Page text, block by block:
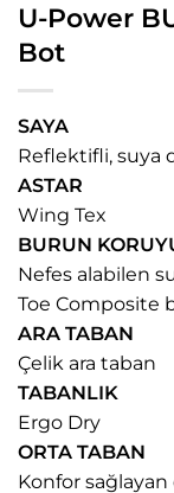
U-Power
Bot
SAYA
Reflektifli, suya
ASTAR
Wing Tex
BURUN
Nefes alabilen
Toe Composite
ARA TABAN
Çelik ara taban
TABANLIK
Ergo Dry
ORTA TABAN
Konfor